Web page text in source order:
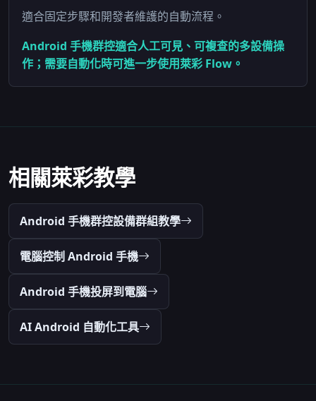
適合固定步驟和開發者維護的自動流程。
Android 手機群控適合人工可見、可複查的多設備操
作；需要自動化時可進一步使用萊彩 Flow。
相關萊彩教學
Android 手機群控設備群組教學
電腦控制 Android 手機
Android 手機投屏到電腦
AI Android 自動化工具